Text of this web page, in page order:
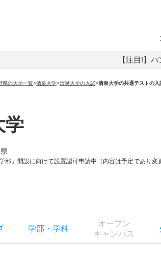
【注目!】
県の大学一覧>清泉大学>清泉大学の入試>清泉大学の共通テストの入
学
」開設に向けて設置認可申請中（内容は予定であり変
学部 ・ 学科
オープン
キャンパス